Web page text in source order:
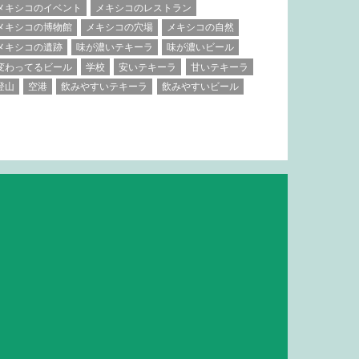
キシコのイベント
メキシコのレストラン
キシコの博物館
メキシコの穴場
メキシコの自然
キシコの遺跡
味が濃いテキーラ
味が濃いビール
わってるビール
学校 安いテキーラ
甘いテキーラ
山
空港 飲みやすいテキーラ 飲みやすいビール